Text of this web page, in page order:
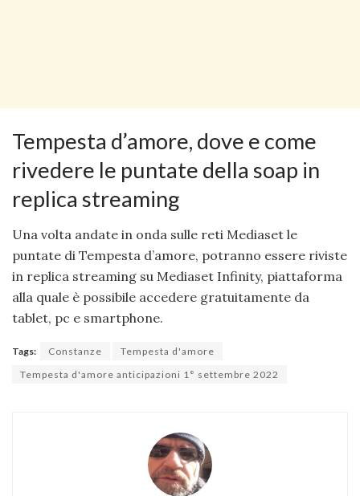
Tempesta d’amore, dove e come
rivedere le puntate della soap in
replica streaming
Una volta andate in onda sulle reti Mediaset le
puntate di Tempesta d’amore, potranno essere riviste
in replica streaming su Mediaset Infinity, piattaforma
alla quale è possibile accedere gratuitamente da
tablet, pc e smartphone.
Tags: Constanze
Tempesta d'amore
Tempesta d'amore anticipazioni 1° settembre 2022